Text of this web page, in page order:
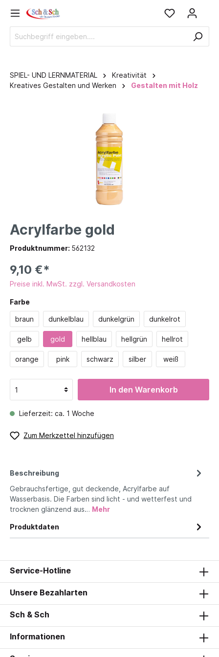
SPIEL- UND LERNMATERIAL
Kreativität
Kreatives Gestalten und Werken
Gestalten mit Holz
Acrylfarbe gold
Produktnummer: 562132
9,10 €*
Preise inkl. MwSt. zzgl. Versandkosten
Farbe
braun dunkelblau dunkelgrün dunkelrot
gelb gold hellblau hellgrün hellrot
orange pink schwarz silber weiß
In den Warenkorb
Lieferzeit: ca. 1 Woche
Zum Merkzettel hinzufügen
Beschreibung
Gebrauchsfertige, gut deckende, Acrylfarbe auf
Wasserbasis. Die Farben sind licht - und wetterfest und
trocknen glänzend aus… Mehr
Produktdaten
Service-Hotline
Unsere Bezahlarten
Sch & Sch
Informationen